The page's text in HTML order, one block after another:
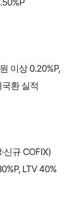
이상 0.20%P,
환 실적
신규 COFIX)
LTV 40%